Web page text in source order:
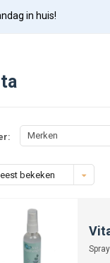
in huis!
Merken
bekeken
Spray